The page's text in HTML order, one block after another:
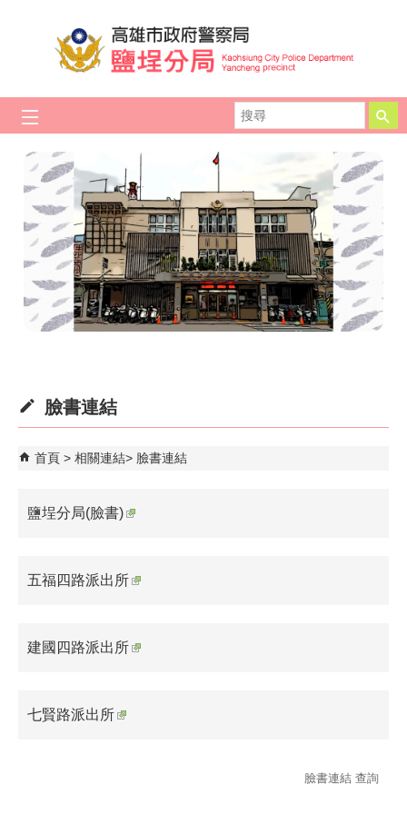
尋
臉書連結
首頁 相關連結 臉書連結
鹽埕分局(臉書)
五福四路派出所
建國四路派出所
七賢路派出所
臉書連結 查詢